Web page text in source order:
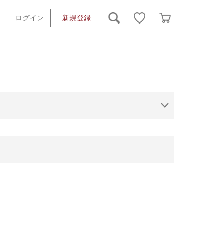
ログイン 新規登録